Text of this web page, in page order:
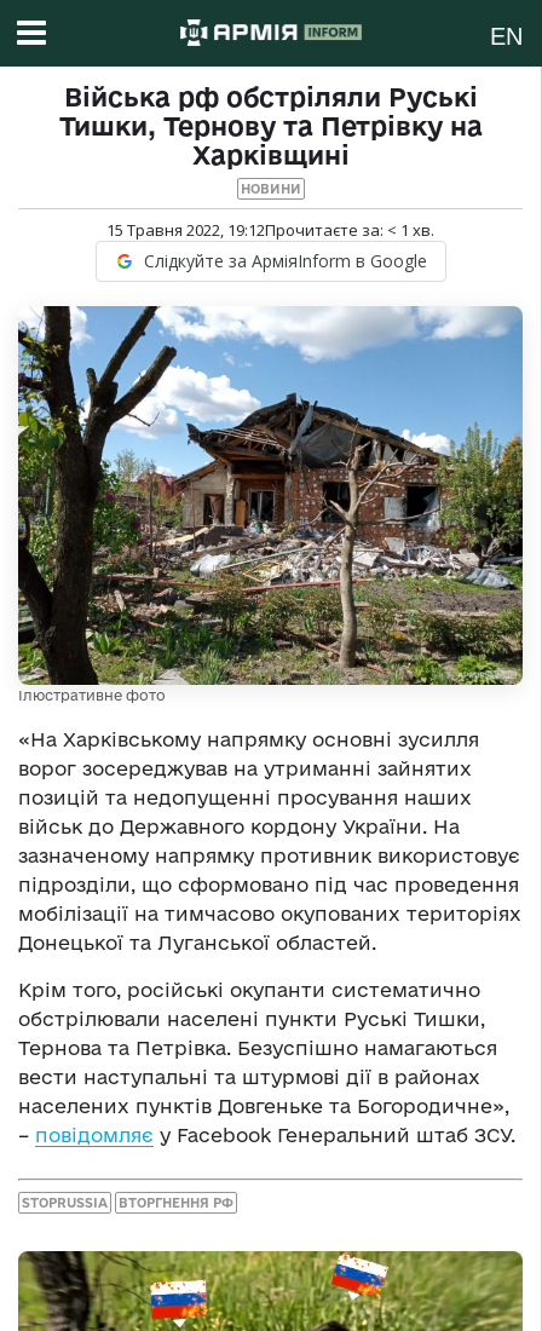
EN
Війська рф обстріляли Руські
Тишки, Тернову та Петрівку на
Харківщині
НОВИНИ
15 Травня 2022, 19:12Прочитаєте за: < 1 хв.
Слідкуйте за АрміяInform в Google
Ілюстративне фото
«На Харківському напрямку основні зусилля
ворог зосереджував на утриманні зайнятих
позицій та недопущенні просування наших
військ до Державного кордону України. На
зазначеному напрямку противник використовує
підрозділи, що сформовано під час проведення
мобілізації на тимчасово окупованих територіях
Донецької та Луганської областей.
Крім того, російські окупанти систематично
обстрілювали населені пункти Руські Тишки,
Тернова та Петрівка. Безуспішно намагаються
вести наступальні та штурмові дії в районах
населених пунктів Довгеньке та Богородичне»,
– повідомляє у Facebook Генеральний штаб ЗСУ.
STOPRUSSIA ВТОРГНЕННЯ РФ